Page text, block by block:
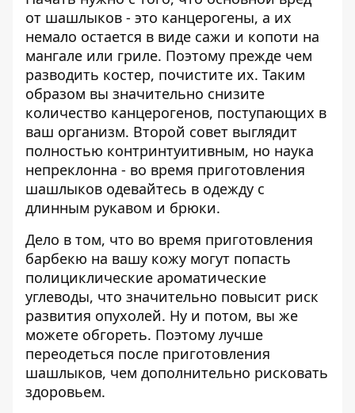
от шашлыков - это канцерогены, а их
немало остается в виде сажи и копоти на
мангале или гриле. Поэтому прежде чем
разводить костер, почистите их. Таким
образом вы значительно снизите
количество канцерогенов, поступающих в
ваш организм. Второй совет выглядит
полностью контринтуитивным, но наука
непреклонна - во время приготовления
шашлыков одевайтесь в одежду с
длинным рукавом и брюки.
Дело в том, что во время приготовления
барбекю на вашу кожу могут попасть
полициклические ароматические
углеводы, что значительно повысит риск
развития опухолей. Ну и потом, вы же
можете обгореть. Поэтому лучше
переодеться после приготовления
шашлыков, чем дополнительно рисковать
здоровьем.